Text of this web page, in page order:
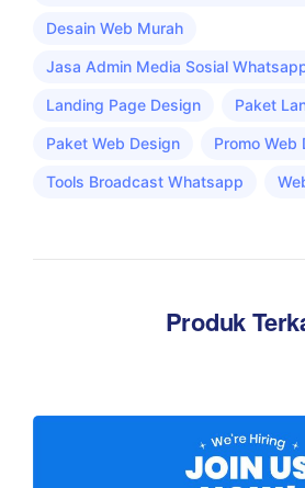
Desain Web Murah
Jasa Admin Media Sosial
Landing Page Design Paket
Paket Web Design Promo Web
Tools Broadcast Whatsapp
Produk